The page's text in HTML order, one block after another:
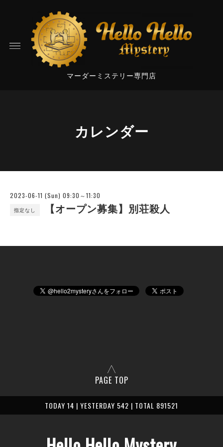
マーダーミステリー専門店
カレンダー
2023-06-11 (Sun) 09:30～11:30
指定なし 【オープン募集】別荘殺人
PAGE TOP
TODAY 14 | YESTERDAY 542 | TOTAL 891521